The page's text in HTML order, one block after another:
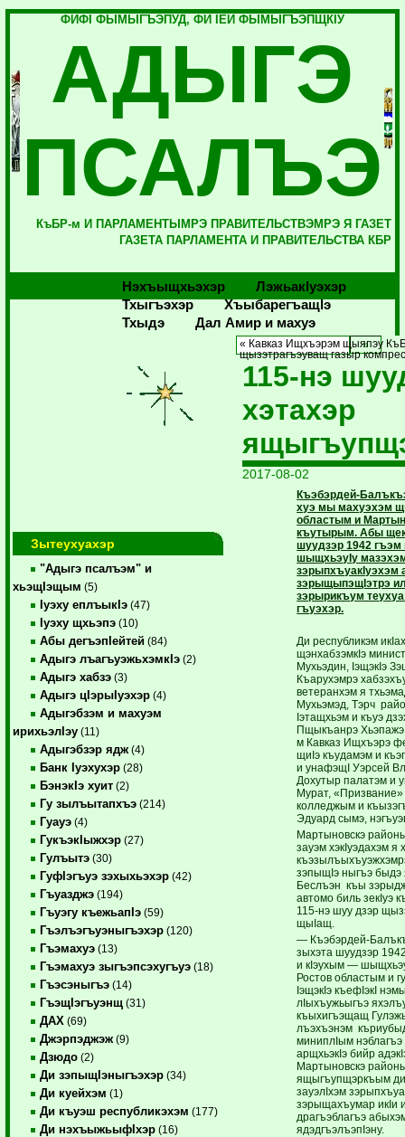
ФИФI ФЫМЫГЪЭПУД, ФИ IЕЙ ФЫМЫГЪЭПЩКIУ
АДЫГЭ
ПСАЛЪЭ
КъБР-м И ПАРЛАМЕНТЫМРЭ ПРАВИТЕЛЬСТВЭМРЭ Я ГАЗЕТ
ГАЗЕТА ПАРЛАМЕНТА И ПРАВИТЕЛЬСТВА КБР
Нэхъыщхьэхэр
Лэжьакlуэхэр
Тхыгъэхэр
Хъыбарегъащlэ
Тхыдэ
Дал Амир и махуэ
Зытеухуахэр
"Адыгэ псалъэм" и
хьэщIэщым (5)
Iуэху еплъыкIэ (47)
Iуэху щхьэпэ (10)
Абы дегъэпIейтей (84)
Адыгэ лъагъуэжьхэмкIэ (2)
Адыгэ хабзэ (3)
Адыгэ цIэрыIуэхэр (4)
Адыгэбзэм и махуэм
ирихьэлIэу (11)
Адыгэбзэр ядж (4)
Банк Iуэхухэр (28)
БэнэкIэ хуит (2)
Гу зылъытапхъэ (214)
Гуауэ (4)
ГукъэкIыжхэр (27)
Гулъытэ (30)
ГуфIэгъуэ зэхыхьэхэр (42)
Гъуазджэ (194)
Гъуэгу къежьапIэ (59)
Гъэлъэгъуэныгъэхэр (120)
Гъэмахуэ (13)
Гъэмахуэ зыгъэпсэхугъуэ (18)
Гъэсэныгъэ (14)
ГъэщIэгъуэнщ (31)
ДАХ (69)
Джэрпэджэж (9)
Дзюдо (2)
Ди зэпыщIэныгъэхэр (34)
Ди куейхэм (1)
Ди къуэш республикэхэм (177)
Ди нэхъыжьыфIхэр (16)
« Кавказ Ищхъэрэм щыяпэу
щызэтрагъэуващ газыр
115-нэ
хэтахэр
2017-08-02
Къэбэрдей-
хуэ мы махуэхэм
областым и
къутырым. Абы
шуудзэр 1942
шыщхьэуIу
зэрыпхъуакIуэхэм
зэрыщыпэщIэтрэ
зэрырикъум
гъуэхэр.
Ди республикэм
щэнхабзэмкIэ
Мухьэдин, IэщэкIэ
Къарухэмрэ
ветеранхэм я
Мухьэмэд, Тэрч
Iэтащхьэм и къуэ
Пщыкъанрэ
м Кавказ Ищхъэрэ
щиIэ къудамэм и
и унафэщI Уэрсей
Дохутыр палатэм и
Мурат,
колледжым и
Эдуард сымэ,
Мартыновскэ
зауэм хэкIуэдахэм я
зэпыщIэ ныгъэ быдэ
Беслъэн къы
автомо биль зекIуэ
115-нэ шуу дзэр
щыIащ.
— Къэбэрдей-
зыхэта шуудзэр
и кIэухым —
Ростов областым и
IэщэкIэ къефIэкI
лIыхъужьыгъэ
къыхигъэщащ
лъэхъэнэм
миниплIым нэблагъэ
арщхьэкIэ бийр
Мартыновскэ
ящыгъупщэркъым ди
зауэлIхэм
зэрыщахъумар икIи
драгъэблагъэ
ядэдгъэлъэпIэну.